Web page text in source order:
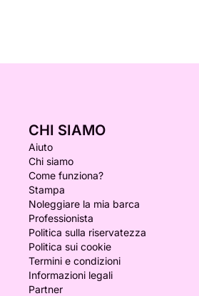
CHI SIAMO
Aiuto
Chi siamo
Come funziona?
Stampa
Noleggiare la mia barca
Professionista
Politica sulla riservatezza
Politica sui cookie
Termini e condizioni
Informazioni legali
Partner